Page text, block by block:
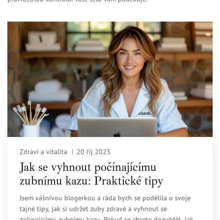
Zdraví a vitalita 20 říj 2023
Jak se vyhnout počínajícímu
zubnímu kazu: Praktické tipy
Jsem vášnivou blogerkou a ráda bych se podělila o svoje
tajné tipy, jak si udržet zuby zdravé a vyhnout se